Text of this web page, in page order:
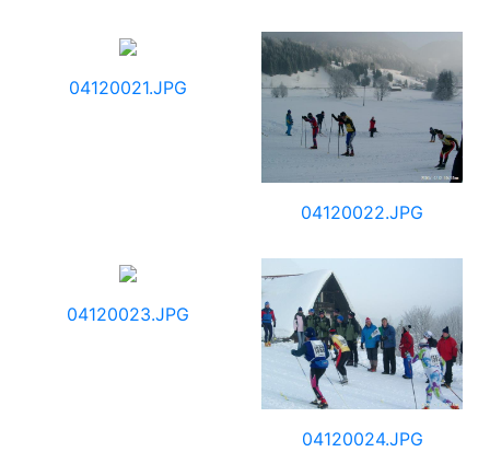
04120021.JPG
04120022.JPG
04120023.JPG
04120024.JPG